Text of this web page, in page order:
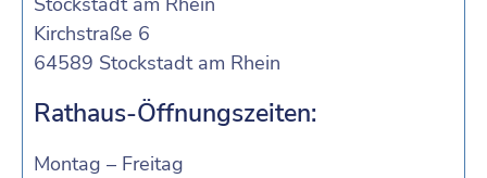
Kirchstraße 6
64589 Stockstadt am Rhein
Rathaus-Öffnungszeiten:
Montag – Freitag